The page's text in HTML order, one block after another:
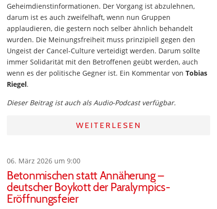
Geheimdienstinformationen. Der Vorgang ist abzulehnen,
darum ist es auch zweifelhaft, wenn nun Gruppen
applaudieren, die gestern noch selber ähnlich behandelt
wurden. Die Meinungsfreiheit muss prinzipiell gegen den
Ungeist der Cancel-Culture verteidigt werden. Darum sollte
immer Solidarität mit den Betroffenen geübt werden, auch
wenn es der politische Gegner ist. Ein Kommentar von Tobias
Riegel.
Dieser Beitrag ist auch als Audio-Podcast verfügbar.
WEITERLESEN
06. März 2026 um 9:00
Betonmischen statt Annäherung –
deutscher Boykott der Paralympics-
Eröffnungsfeier